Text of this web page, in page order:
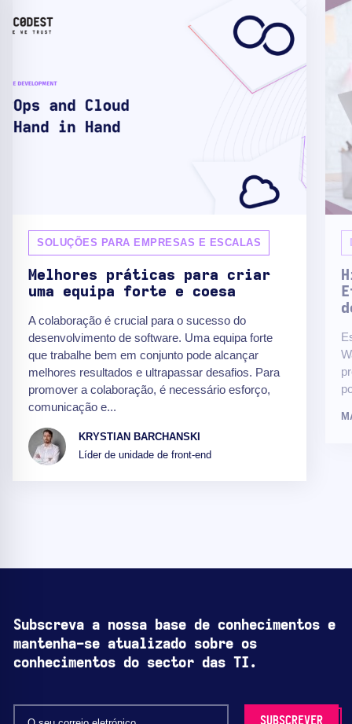
SOLUÇÕES PARA EMPRESAS E ESCALAS
Melhores práticas para criar
uma equipa forte e coesa
A colaboração é crucial para o sucesso do
desenvolvimento de software. Uma equipa forte
que trabalhe bem em conjunto pode alcançar
melhores resultados e ultrapassar desafios. Para
promover a colaboração, é necessário esforço,
comunicação e...
KRYSTIAN BARCHANSKI
Líder de unidade de front-end
Subscreva a nossa base de conhecimentos e
mantenha-se atualizado sobre os
conhecimentos do sector das TI.